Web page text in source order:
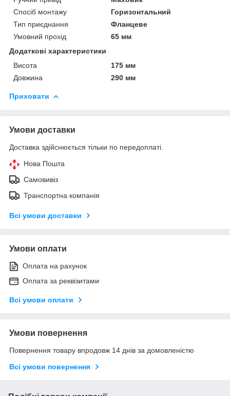
Спосіб монтажу
Горизонтальний
Тип приєднання
Фланцеве
Умовний прохід
65 мм
Додаткові характеристики
Висота
175 мм
Довжина
290 мм
Приховати
Умови доставки
Доставка здійснюється тільки по передоплаті.
Нова Пошта
Самовивіз
Транспортна компанія
Всі умови доставки
Умови оплати
Оплата на рахунок
Оплата за реквізитами
Всі умови оплати
Умови повернення
Повернення товару впродовж 14 днів за домовленістю
Всі умови повернення